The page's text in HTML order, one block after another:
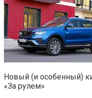
Новый (и особенный)
«За рулем»